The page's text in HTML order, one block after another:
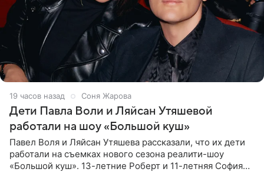
19 часов назад Соня Жарова
Дети Павла Воли и Ляйсан Утяшевой
работали на шоу «Большой куш»
Павел Воля и Ляйсан Утяшева рассказали, что их дети
работали на съемках нового сезона реалити-шоу
«Большой куш». 13-летние Роберт и 11-летняя София